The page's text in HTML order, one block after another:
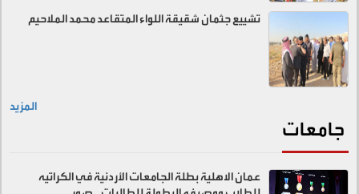
تشييع جثمان شقيقة اللواء المتقاعد محمد الملاحيم
المزيد
جامعات
عمان الاهلية بطلة الجامعات الأردنية في الكراتيه